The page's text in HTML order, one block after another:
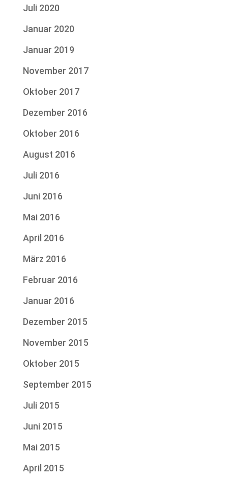
Juli 2020
Januar 2020
Januar 2019
November 2017
Oktober 2017
Dezember 2016
Oktober 2016
August 2016
Juli 2016
Juni 2016
Mai 2016
April 2016
März 2016
Februar 2016
Januar 2016
Dezember 2015
November 2015
Oktober 2015
September 2015
Juli 2015
Juni 2015
Mai 2015
April 2015